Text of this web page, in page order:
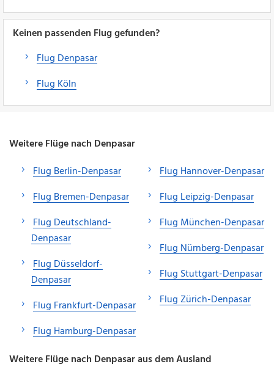
Keinen passenden Flug gefunden?
Flug Denpasar
Flug Köln
Weitere Flüge nach Denpasar
Flug Berlin-Denpasar
Flug Bremen-Denpasar
Flug Deutschland-
Denpasar
Flug Düsseldorf-
Denpasar
Flug Frankfurt-Denpasar
Flug Hamburg-Denpasar
Flug Hannover-Denpasar
Flug Leipzig-Denpasar
Flug München-Denpasar
Flug Nürnberg-Denpasar
Flug Stuttgart-Denpasar
Flug Zürich-Denpasar
Weitere Flüge nach Denpasar aus dem Ausland